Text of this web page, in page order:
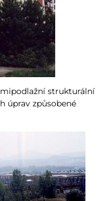
strukturální
úprav způsobené